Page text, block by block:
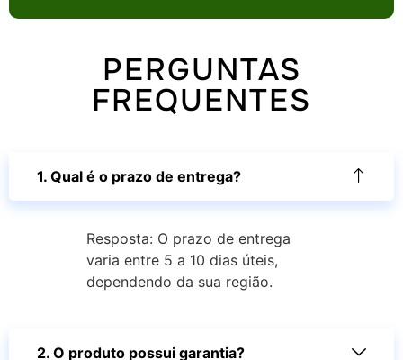
PERGUNTAS
FREQUENTES
1. Qual é o prazo de entrega?
Resposta: O prazo de entrega
varia entre 5 a 10 dias úteis,
dependendo da sua região.
2. O produto possui garantia?